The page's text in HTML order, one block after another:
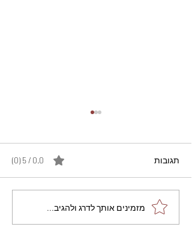
מתכון מנצח עוגת מייפל
שוקולד בחושה וקלה - זיוה
תגובות 0.0 / 5 ‏(0)
מזמינים אותך לדרג ולהגיב...